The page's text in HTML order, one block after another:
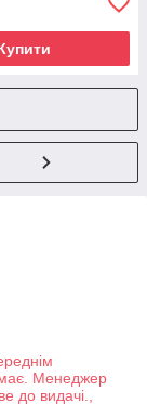
Менеджер
до видачі.,